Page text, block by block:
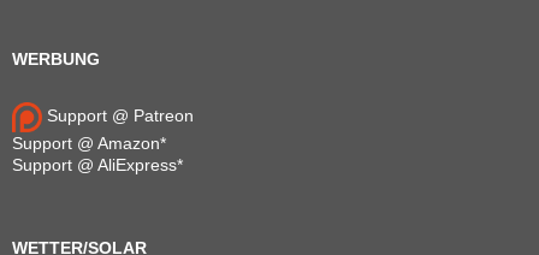
WERBUNG
Support @ Patreon
Support @ Amazon*
Support @ AliExpress*
WETTER/SOLAR